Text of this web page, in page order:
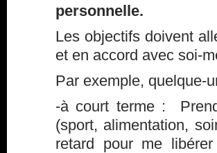
personnelle.
Les objectifs doivent
et en accord avec soi-
Par exemple, quelque-
-à court terme :
(sport, alimentation,
retard pour me